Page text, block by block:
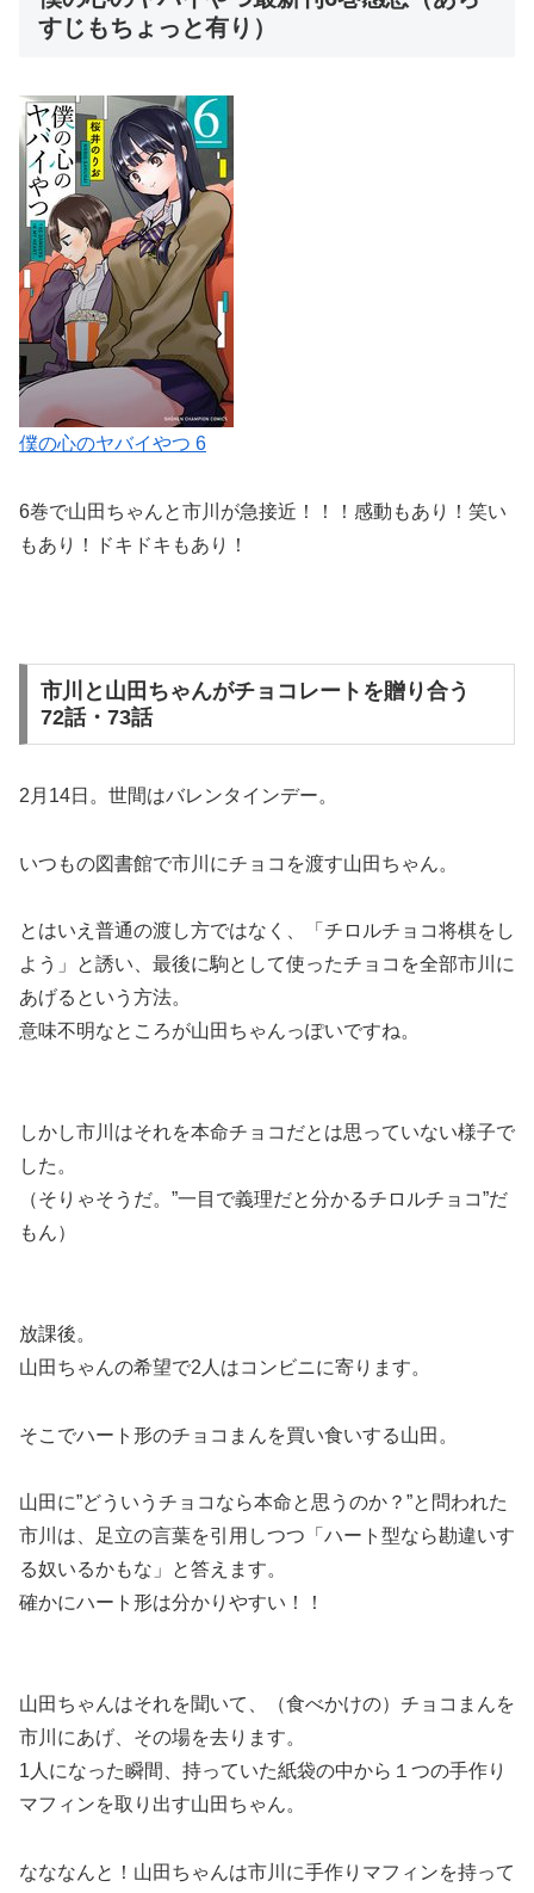
すじもちょっと有り）
僕の心のヤバイやつ 6
6巻で山田ちゃんと市川が急接近！！！感動もあり！笑い
もあり！ドキドキもあり！
市川と山田ちゃんがチョコレートを贈り合う
72話・73話
2月14日。世間はバレンタインデー。
いつもの図書館で市川にチョコを渡す山田ちゃん。
とはいえ普通の渡し方ではなく、
「チロルチョコ将棋をし
よう」と誘い、最後に駒として使ったチョコを全部市川に
あげるという方法。
意味不明なところが山田ちゃんっぽいですね。
しかし市川はそれを本命チョコだとは思っていない様子で
した。
（そりゃそうだ。”一目で義理だと分かるチロルチョコ”だ
もん）
放課後。
山田ちゃんの希望で2人はコンビニに寄ります。
そこでハート形のチョコまんを買い食いする山田。
山田に”どういうチョコなら本命と思うのか？”と問われた
市川は、足立の言葉を引用しつつ「ハート型なら勘違いす
る奴いるかもな」と答えます。
確かにハート形は分かりやすい！！
山田ちゃんはそれを聞いて、（食べかけの）チョコまんを
市川にあげ、その場を去ります。
1人になった瞬間、持っていた紙袋の中から１つの手作り
マフィンを取り出す山田ちゃん。
なななんと！ 山田ちゃんは市川に手作りマフィンを持って